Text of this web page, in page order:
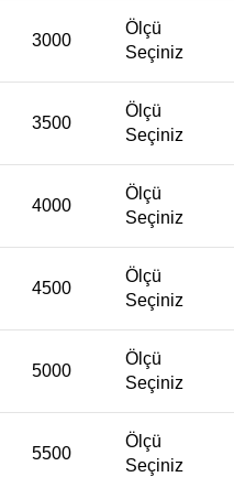
3000
Ölçü
Seçiniz
3500
Ölçü
Seçiniz
4000
Ölçü
Seçiniz
4500
Ölçü
Seçiniz
5000
Ölçü
Seçiniz
5500
Ölçü
Seçiniz